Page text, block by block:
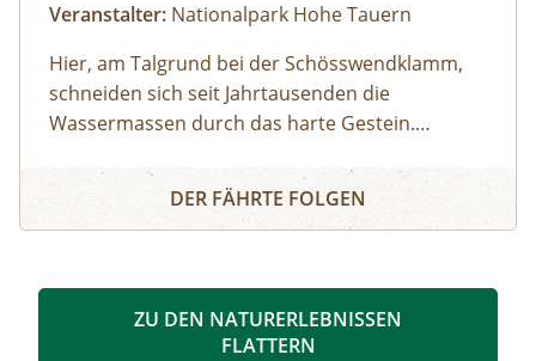
Veranstalter: Nationalpark Hohe Tauern
Hier, am Talgrund bei der Schösswendklamm,
schneiden sich seit Jahrtausenden die
Wassermassen durch das harte Gestein.
Kolke und kleine Wasserfälle entstanden. Der
Klamm folgend geht es weiter bis zum Hintersee
mit Blick über den Talschluss mit seinen
Schösswendklamm und Hintersee
DER FÄHRTE FOLGEN
ZU DEN NATURERLEBNISSEN
FLATTERN